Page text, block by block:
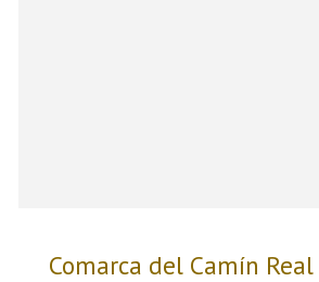
Comarca del Camín